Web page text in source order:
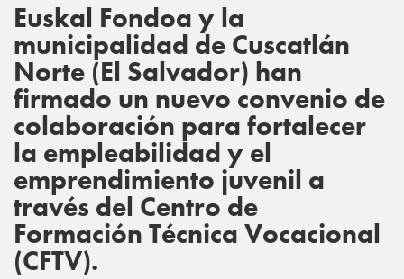
Euskal Fondoa y la
municipalidad de Cuscatlán
Norte (El Salvador) han
firmado un nuevo convenio de
colaboración para fortalecer
la empleabilidad y el
emprendimiento juvenil a
través del Centro de
Formación Técnica Vocacional
(CFTV).